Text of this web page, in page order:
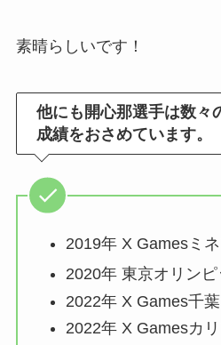
素晴らしいです！
他にも開心那選手は数々
成績をおさめています。
2019年 X Gamesミ
2020年 東京オリン
2022年 X Games千
2022年 X Gamesカ